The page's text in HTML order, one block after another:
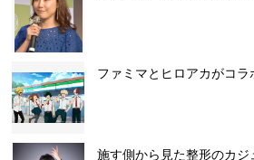
ファミマとヒロアカがコラ
施す側から見た整形のカジ